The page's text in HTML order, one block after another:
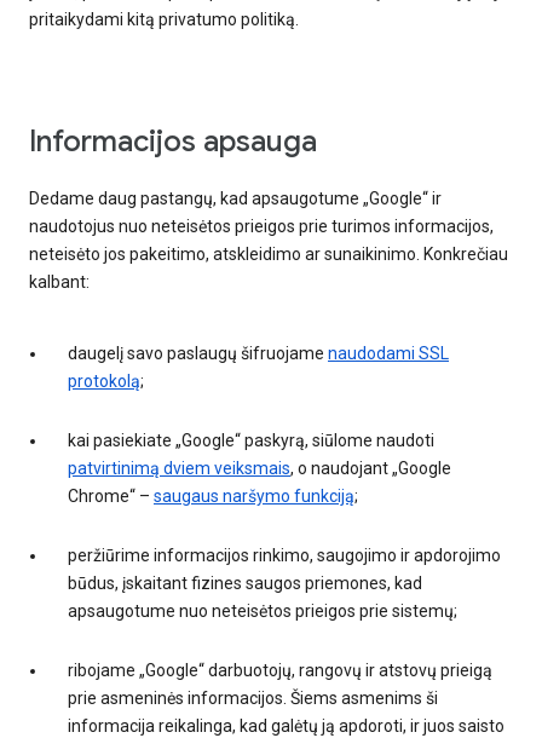
pritaikydami kitą privatumo politiką.
Informacijos apsauga
Dedame daug pastangų, kad apsaugotume „Google“ ir
naudotojus nuo neteisėtos prieigos prie turimos informacijos,
neteisėto jos pakeitimo, atskleidimo ar sunaikinimo. Konkrečiau
kalbant:
daugelį savo paslaugų šifruojame naudodami SSL
protokolą;
kai pasiekiate „Google“ paskyrą, siūlome naudoti
patvirtinimą dviem veiksmais, o naudojant „Google
Chrome“ – saugaus naršymo funkciją;
peržiūrime informacijos rinkimo, saugojimo ir apdorojimo
būdus, įskaitant fizines saugos priemones, kad
apsaugotume nuo neteisėtos prieigos prie sistemų;
ribojame „Google“ darbuotojų, rangovų ir atstovų prieigą
prie asmeninės informacijos. Šiems asmenims ši
informacija reikalinga, kad galėtų ją apdoroti, ir juos saisto